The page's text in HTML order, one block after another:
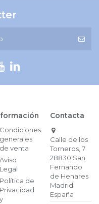
Condiciones
generales
de venta
Aviso
Legal
Política de
Privacidad
y
Contacta
Calle de los
Torneros, 7
28830 San
Fernando
de Henares
Madrid.
España